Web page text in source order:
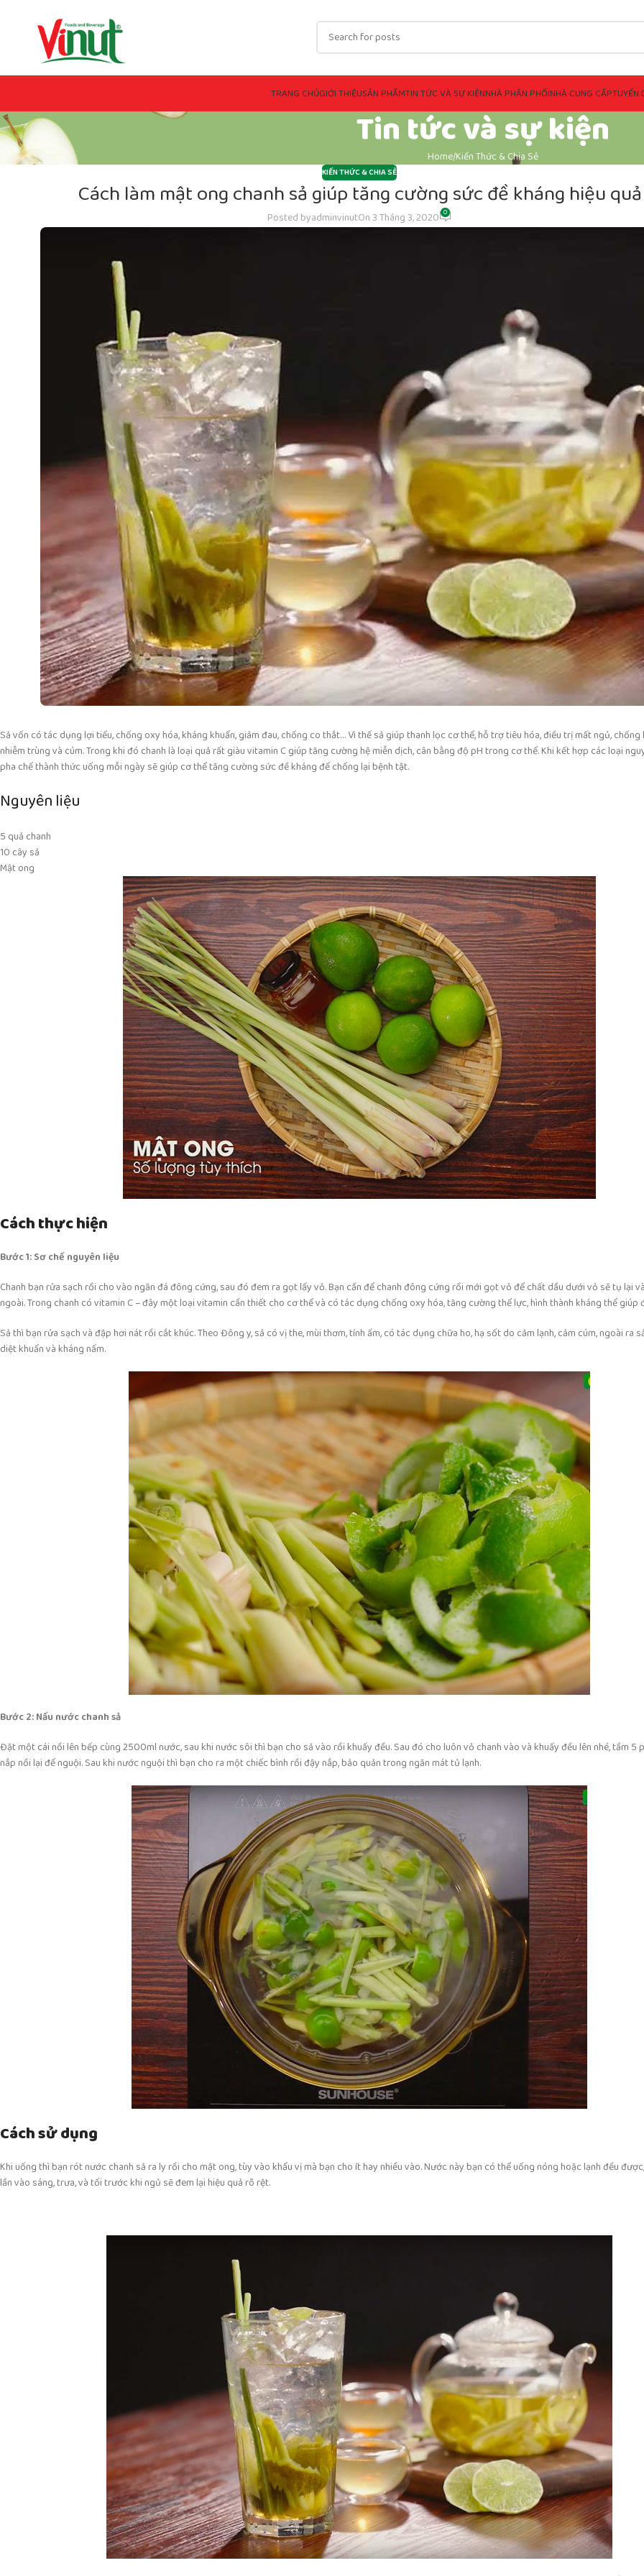
TRANG CHỦGIỚI THIỆUSẢN PHẨMTIN TỨC VÀ SỰ KIỆNNHÀ PHÂN PHỐINHÀ CUNG CẤPTUYỂN
Tin tức và sự kiện
HomeKiến Thức & Chia Sẻ
KIẾN THỨC & CHIA SẺ
Cách làm mật ong chanh sả giúp tăng cường sức đề kháng hiệu quả
Posted byadminvinutOn 3 Tháng 3, 2020 0
Sả vốn có tác dụng lợi tiểu, chống oxy hóa, kháng khuẩn, giảm đau, chống co thắt… Vì thế sả giúp thanh lọc cơ thể, hỗ trợ tiêu hóa, điều trị mất ngủ, chống
nhiễm trùng và cúm. Trong khi đó chanh là loại quả rất giàu vitamin C giúp tăng cường hệ miễn dịch, cân bằng độ pH trong cơ thể. Khi kết hợp các loại
pha chế thành thức uống mỗi ngày sẽ giúp cơ thể tăng cường sức đề kháng để chống lại bệnh tật.
Nguyên liệu
5 quả chanh
10 cây sả
Mật ong
Cách thực hiện
Bước 1: Sơ chế nguyên liệu
Chanh bạn rửa sạch rồi cho vào ngăn đá đông cứng, sau đó đem ra gọt lấy vỏ. Bạn cần để chanh đông cứng rồi mới gọt vỏ để chất dầu dưới vỏ sẽ tụ lại
ngoài. Trong chanh có vitamin C – đây một loại vitamin cần thiết cho cơ thể và có tác dụng chống oxy hóa, tăng cường thể lực, hình thành kháng thể giúp
Sả thì bạn rửa sạch và đập hơi nát rồi cắt khúc. Theo Đông y, sả có vị the, mùi thơm, tính ấm, có tác dụng chữa ho, hạ sốt do cảm lạnh, cảm cúm, ngoài ra
diệt khuẩn và kháng nấm.
Bước 2: Nấu nước chanh sả
Đặt một cái nồi lên bếp cùng 2500ml nước, sau khi nước sôi thì bạn cho sả vào rồi khuấy đều. Sau đó cho luôn vỏ chanh vào và khuấy đều lên nhé, tầm 5
nắp nồi lại để nguội. Sau khi nước nguội thì bạn cho ra một chiếc bình rồi đậy nắp, bảo quản trong ngăn mát tủ lạnh.
Cách sử dụng
Khi uống thì bạn rót nước chanh sả ra ly rồi cho mật ong, tùy vào khẩu vị mà bạn cho ít hay nhiều vào. Nước này bạn có thể uống nóng hoặc lạnh đều
lần vào sáng, trưa, và tối trước khi ngủ sẽ đem lại hiệu quả rõ rệt.